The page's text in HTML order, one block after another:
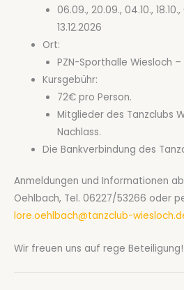
06.09., 20.09., 04.10., 18.10.,
13.12.2026
Ort:
PZN-Sporthalle Wiesloch –
Kursgebühr:
72€ pro Person.
Mitglieder des Tanzclubs
Nachlass.
Die Bankverbindung des
Anmeldungen und Informationen
Oehlbach, Tel. 06227/53266 oder
lore.oehlbach@tanzclub-
Wir freuen uns auf rege Beteiligung!